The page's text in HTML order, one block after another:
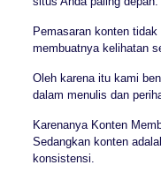
Pemasaran konten
membuatnya kelihatan
Oleh karena itu kami
dalam menulis dan
Karenanya Konten
Sedangkan konten
konsistensi.